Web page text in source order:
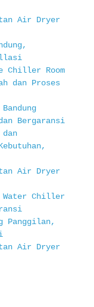
Air Dryer
Chiller Room
dan Proses
Bergaransi
Air Dryer
Water Chiller
Panggilan,
Air Dryer